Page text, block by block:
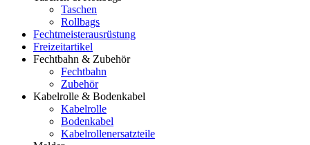
Taschen
Rollbags
Fechtmeisterausrüstung
Freizeitartikel
Fechtbahn & Zubehör
Fechtbahn
Zubehör
Kabelrolle & Bodenkabel
Kabelrolle
Bodenkabel
Kabelrollenersatzteile